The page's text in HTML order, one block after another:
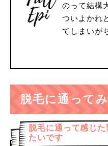
のって結構
ついよかれ
てしまいが
脱毛に通って
脱毛に通って感じ
たいです